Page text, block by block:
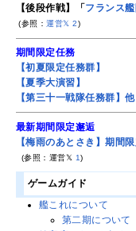
【後段作戦】「 フランス
(参照：運営𝕏 2)
期間限定任務
【初夏限定任務群】
【夏季大演習】
【第三十一戦隊任務群】他
最新期間限定邂逅
【梅雨のあとさき】期間
(参照：運営𝕏 1)
ゲームガイド
艦これについて
第二期について